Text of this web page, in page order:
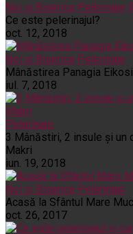
Noi și Biserica Pelerinaje
Ce este pelerinajul?
oct. 12, 2018
Noi și Biserica Pelerinaje
Mânăstirea Panagia
iul. 7, 2018
Pelerinaje
3 Mânăstiri, 2 insule și un
Makri
iun. 19, 2018
Noi și Biserica Pelerinaje
Acasă la Sfântul Mare
oct. 26, 2017